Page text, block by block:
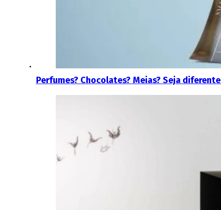
Perfumes? Chocolates? Meias? Seja